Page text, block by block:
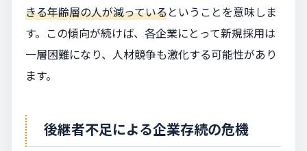
きる年齢層の人が減っているということを意味しま
す。この傾向が続けば、各企業にとって新規採用は
一層困難になり、人材競争も激化する可能性があり
ます。
後継者不足による企業存続の危機